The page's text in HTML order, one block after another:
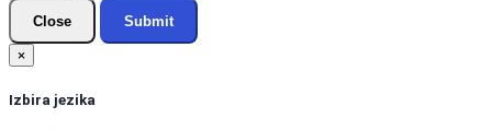
Close Submit
×
Izbira jezika